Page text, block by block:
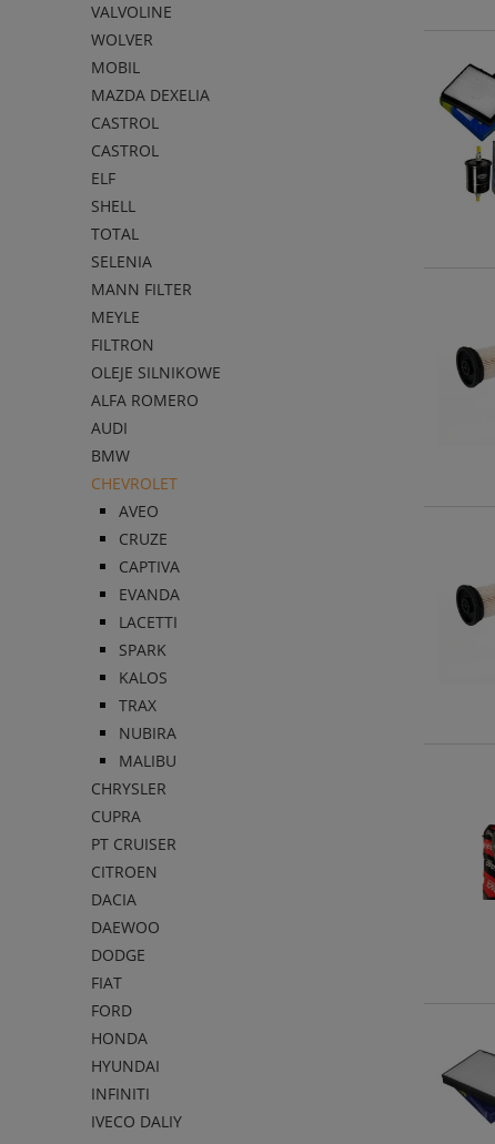
VALVOLINE
WOLVER
MOBIL
MAZDA DEXELIA
CASTROL
CASTROL
ELF
SHELL
TOTAL
SELENIA
MANN FILTER
MEYLE
FILTRON
OLEJE SILNIKOWE
ALFA ROMERO
AUDI
BMW
CHEVROLET
AVEO
CRUZE
CAPTIVA
EVANDA
LACETTI
SPARK
KALOS
TRAX
NUBIRA
MALIBU
CHRYSLER
CUPRA
PT CRUISER
CITROEN
DACIA
DAEWOO
DODGE
FIAT
FORD
HONDA
HYUNDAI
INFINITI
IVECO DALIY